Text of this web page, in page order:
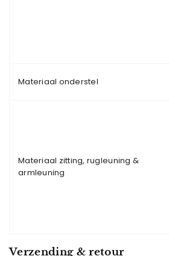
Materiaal onderstel
Materiaal zitting, rugleuning &
armleuning
Verzending & retour